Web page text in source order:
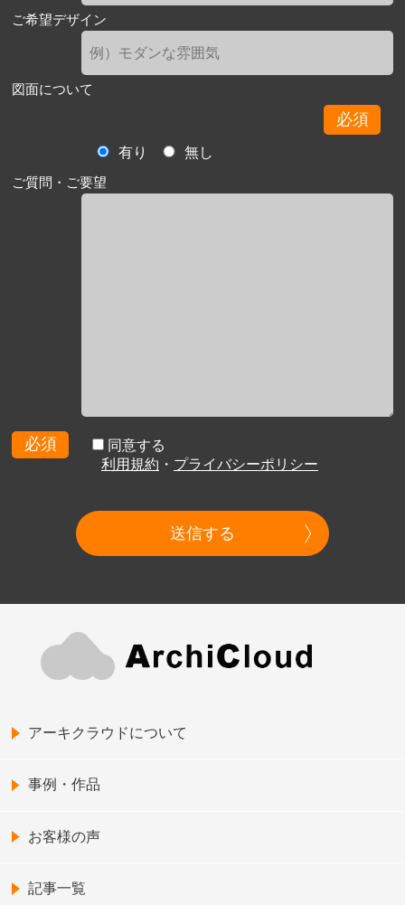
ご希望デザイン
図面について
必須
有り
無し
ご質問・ご要望
必須
同意する
利用規約 ・ プライバシーポリシー
送信する
アーキクラウドについて
事例・作品
お客様の声
記事一覧